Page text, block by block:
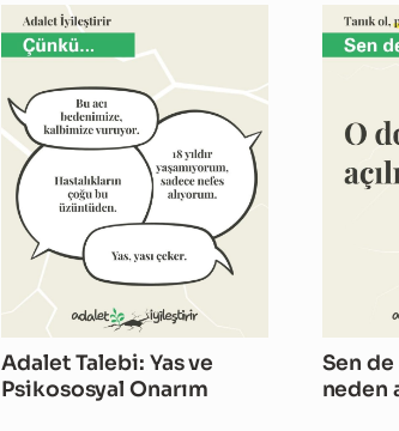
Adalet Talebi: Yas ve
Psikososyal Onarım
Sen
neden